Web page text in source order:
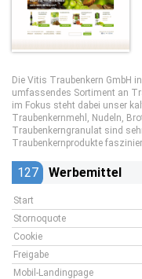
Die Vitis Traubenkern GmbH
umfassendes Sortiment an
im Fokus steht dabei unser
Traubenkernmehl, Nudeln,
Traubenkerngranulat sind
Traubenkernprodukte
127 Werbemittel
Start
Stornoquote
Cookie
Freigabe
Mobil-Landingpage